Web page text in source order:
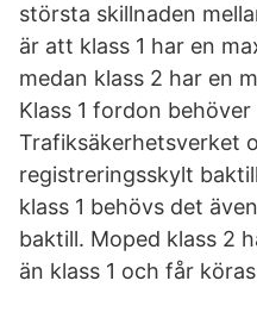
största skillnaden
är att klass 1 har en
medan klass 2 har en
Klass 1 fordon
Trafiksäkerhetsverket
registreringsskylt
klass 1 behövs det
baktill. Moped klass 2
än klass 1 och får